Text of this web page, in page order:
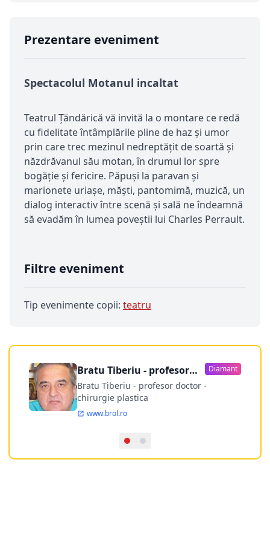
Prezentare eveniment
Spectacolul Motanul incaltat
Teatrul Ţăndărică vă invită la o montare ce redă
cu fidelitate întâmplările pline de haz şi umor
prin care trec mezinul nedreptăţit de soartă şi
năzdrăvanul său motan, în drumul lor spre
bogăţie şi fericire. Păpuşi la paravan şi
marionete uriaşe, măşti, pantomimă, muzică, un
dialog interactiv între scenă și sală ne îndeamnă
să evadăm în lumea poveștii lui Charles Perrault.
Filtre eveniment
Tip evenimente copii: teatru
Bratu Tiberiu - profesor
doctor
Diamant
Bratu Tiberiu - profesor doctor -
chirurgie plastica
www.brol.ro